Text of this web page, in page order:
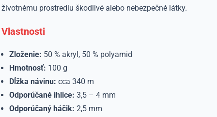
životnému prostrediu škodlivé alebo nebezpečné látky.
Vlastnosti
Zloženie: 50 % akryl, 50 % polyamid
Hmotnosť: 100 g
Dĺžka návinu: cca 340 m
Odporúčané ihlice: 3,5 – 4 mm
Odporúčaný háčik: 2,5 mm